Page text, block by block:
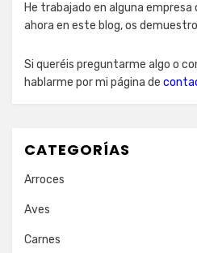
He trabajado en alguna
ahora en este blog, os demuestro
Si queréis preguntarme algo o
hablarme por mi página de
CATEGORÍAS
Arroces
Aves
Carnes